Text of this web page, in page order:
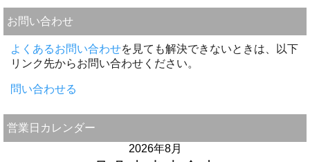
お問い合わせ
よくあるお問い合わせを見ても解決できないときは、以下
リンク先からお問い合わせください。
問い合わせる
営業日カレンダー
2026年8月